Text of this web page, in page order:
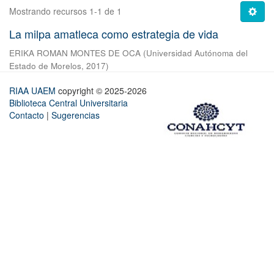
Mostrando recursos 1-1 de 1
La milpa amatleca como estrategia de vida
ERIKA ROMAN MONTES DE OCA (Universidad Autónoma del
Estado de Morelos, 2017)
RIAA UAEM copyright © 2025-2026
Biblioteca Central Universitaria
Contacto | Sugerencias